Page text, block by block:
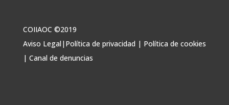
🛡️ Actuamos como garantes del interés
general, aportando conocimiento técnico y
facilitando la colaboración entre todos los
COIIAOC ©2019
Aviso Legal | Política de privacidad | Política de cookies
| Canal de denuncias